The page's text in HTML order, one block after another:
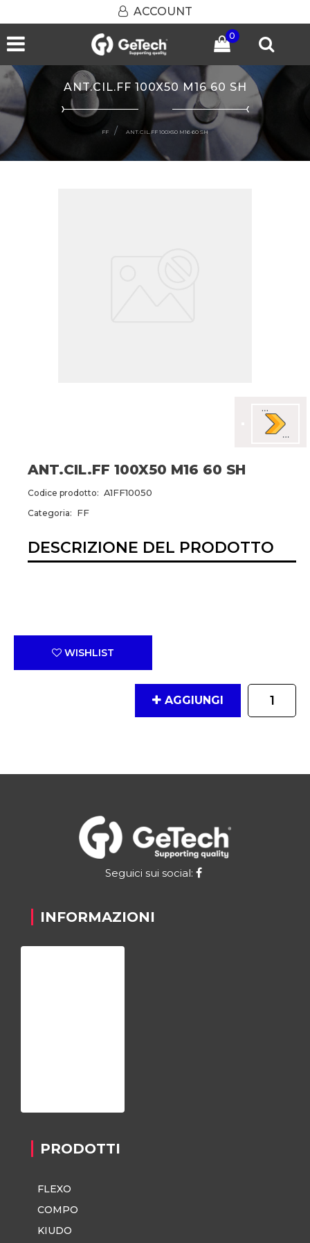
ACCOUNT
Open menu 0
ANT.CIL.FF 100X50 M16 60 SH
FF ANT.CIL.FF 100X50 M16 60 SH
ANT.CIL.FF 100X50 M16 60 SH
Codice prodotto: A1FF10050
Categoria: FF
DESCRIZIONE DEL PRODOTTO
WISHLIST
AGGIUNGI
Seguici sui social:
INFORMAZIONI
PRODOTTI
FLEXO
COMPO
KIUDO